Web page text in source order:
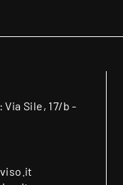
Sile, 17/b -